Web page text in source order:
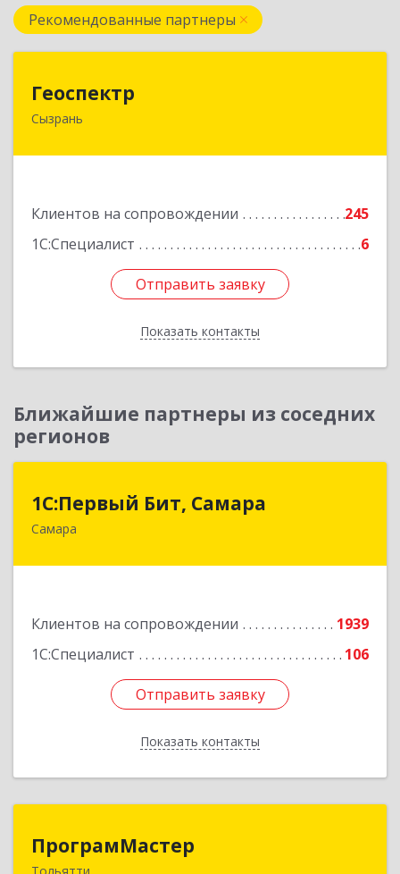
Рекомендованные партнеры
Геоспектр
Сызрань
Клиентов на сопровождении
245
1С:Специалист
6
Отправить заявку
Показать контакты
446001, Самарская обл, Сызрань г, Кирова ул,
Отправить заявку
Назад
Ближайшие партнеры из соседних
регионов
1С:Первый Бит, Самара
Самара
Клиентов на сопровождении
1939
1С:Специалист
106
Отправить заявку
Показать контакты
1С:Первый Бит, Самара
443013, Самарская обл, Самара г, Дачная ул,
Отправить заявку
Назад
ПрограмМастер
Тольятти